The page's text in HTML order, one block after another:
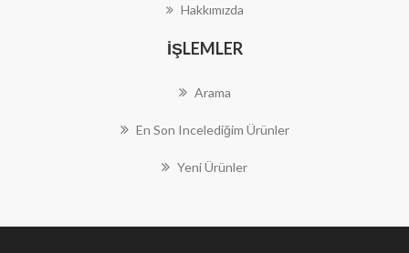
Hakkımızda
İŞLEMLER
Arama
En Son Incelediğim Ürünler
Yeni Ürünler